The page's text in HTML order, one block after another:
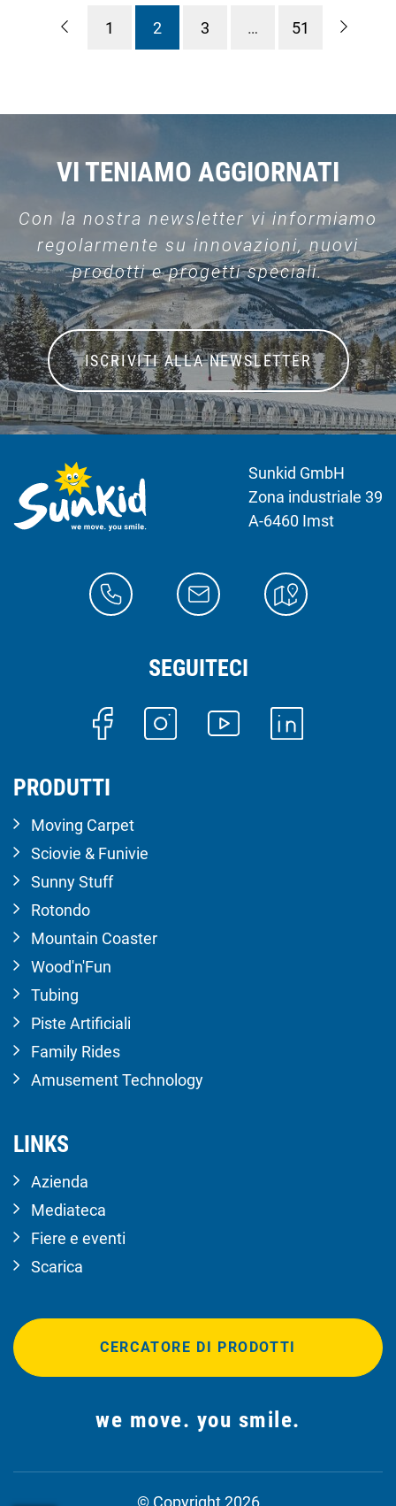
1 2 3 … 51
VI TENIAMO AGGIORNATI
Con la nostra newsletter vi informiamo
regolarmente su innovazioni, nuovi
prodotti e progetti speciali.
ISCRIVITI ALLA NEWSLETTER
Sunkid GmbH
Zona industriale 39
A-6460 Imst
SEGUITECI
PRODUTTI
Moving Carpet
Sciovie & Funivie
Sunny Stuff
Rotondo
Mountain Coaster
Wood'n'Fun
Tubing
Piste Artificiali
Family Rides
Amusement Technology
LINKS
Azienda
Mediateca
Fiere e eventi
Scarica
CERCATORE DI PRODOTTI
we move. you smile.
© Copyright 2026